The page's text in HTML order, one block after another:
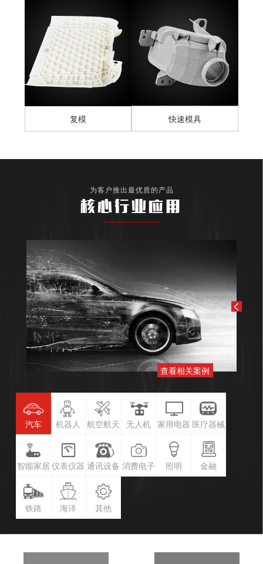
复模 快速模具
为客户推出最优质的产品
核心行业应用
查看相关案例
汽车 机器人 航空航天 无人机 家用电器 医疗器械
智能家居 仪表仪器 通讯设备 消费电子 照明 金融
铁路 海洋 其他